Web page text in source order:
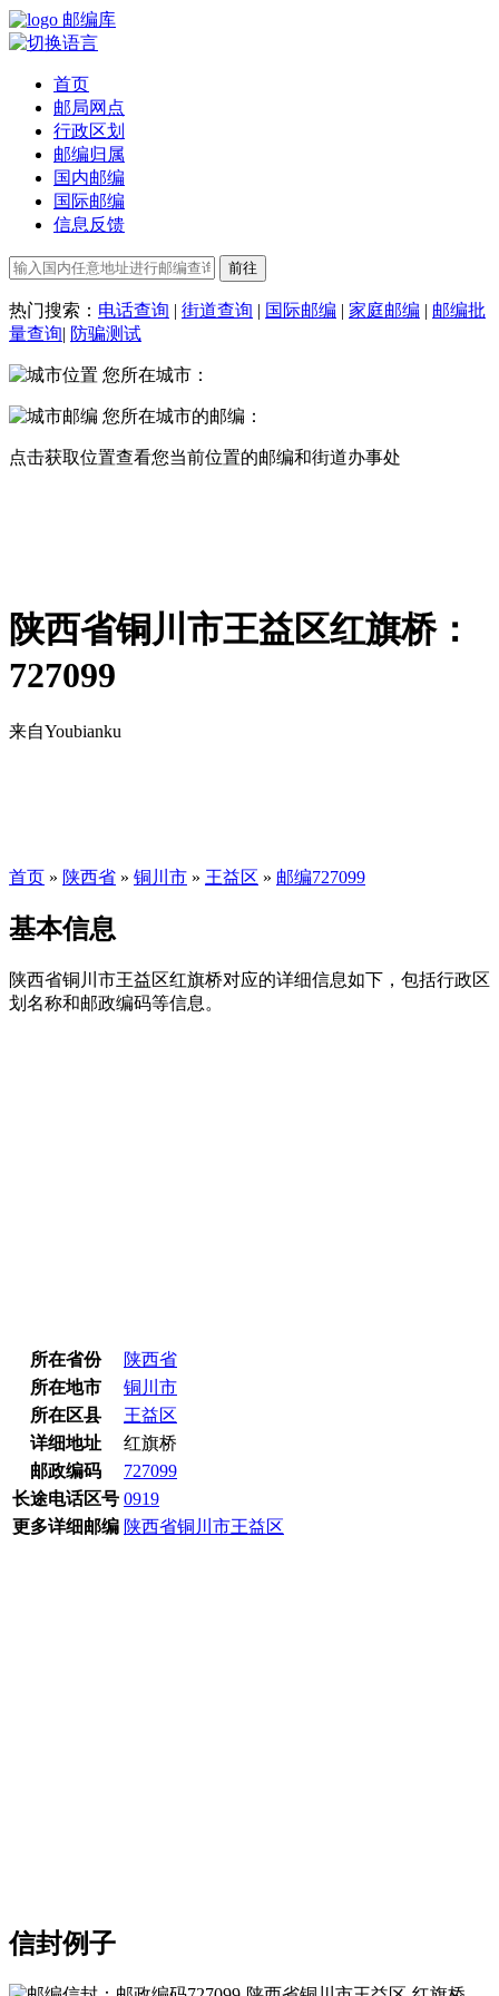
邮编库
首页
邮局网点
行政区划
邮编归属
国内邮编
国际邮编
信息反馈
热门搜索： 电话查询 | 街道查询 | 国际邮编 | 家庭邮编 | 邮编批
量查询| 防骗测试
您所在城市：
您所在城市的邮编：
点击获取位置查看您当前位置的邮编和街道办事处
陕西省铜川市王益区红旗桥：
727099
来自Youbianku
首页 » 陕西省 » 铜川市 » 王益区 » 邮编727099
基本信息
陕西省铜川市王益区红旗桥对应的详细信息如下，包括行政区
划名称和邮政编码等信息。
所在省份
陕西省
所在地市
铜川市
所在区县
王益区
详细地址
红旗桥
邮政编码
727099
长途电话区号 0919
更多详细邮编 陕西省铜川市王益区
信封例子